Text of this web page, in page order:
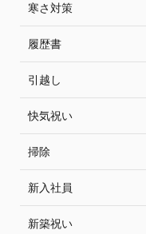
寒さ対策
履歴書
引越し
快気祝い
掃除
新入社員
新築祝い